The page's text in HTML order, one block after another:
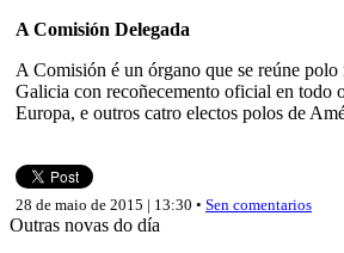
A Comisión Delegada
A Comisión é un órgano que se reúne
Galicia con recoñecemento oficial en todo
Europa, e outros catro electos polos de
28 de maio de 2015 | 13:30 • Sen comentarios
Outras novas do día